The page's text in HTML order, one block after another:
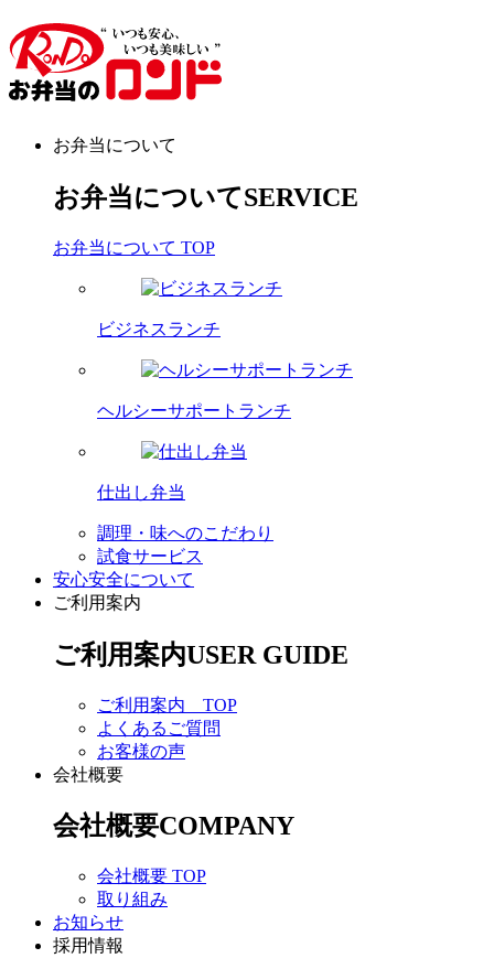
お弁当について
お弁当についてSERVICE
お弁当について TOP
ビジネスランチ
ヘルシーサポートランチ
仕出し弁当
調理・味へのこだわり
試食サービス
安心安全について
ご利用案内
ご利用案内USER GUIDE
ご利用案内 TOP
よくあるご質問
お客様の声
会社概要
会社概要COMPANY
会社概要 TOP
取り組み
お知らせ
採用情報